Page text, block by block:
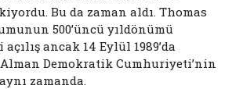
Bu da zaman aldı. Thomas
500’üncü yıldönümü
ancak 14 Eylül 1989’da
Demokratik Cumhuriyeti’nin
zamanda.